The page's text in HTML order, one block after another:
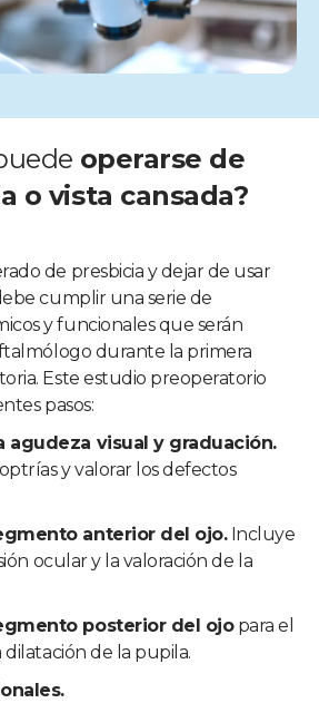
operarse de
o vista cansada?
de presbicia y dejar de usar
cumplir una serie de
y funcionales que serán
durante la primera
Este estudio preoperatorio
pasos:
agudeza visual y graduación.
y valorar los defectos
anterior del ojo.Incluye
ocular y la valoración de la
posterior del ojopara el
dilatación de la pupila.